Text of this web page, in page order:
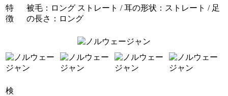
特
徴
被毛：ロング ストレート / 耳の形状：ストレート / 足
の長さ：ロング
検